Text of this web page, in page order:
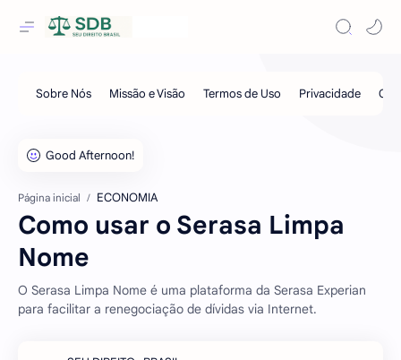
Página inicial ECONOMIA
Como usar o Serasa Limpa
Nome
O Serasa Limpa Nome é uma plataforma da Serasa Experian
para facilitar a renegociação de dívidas via Internet.